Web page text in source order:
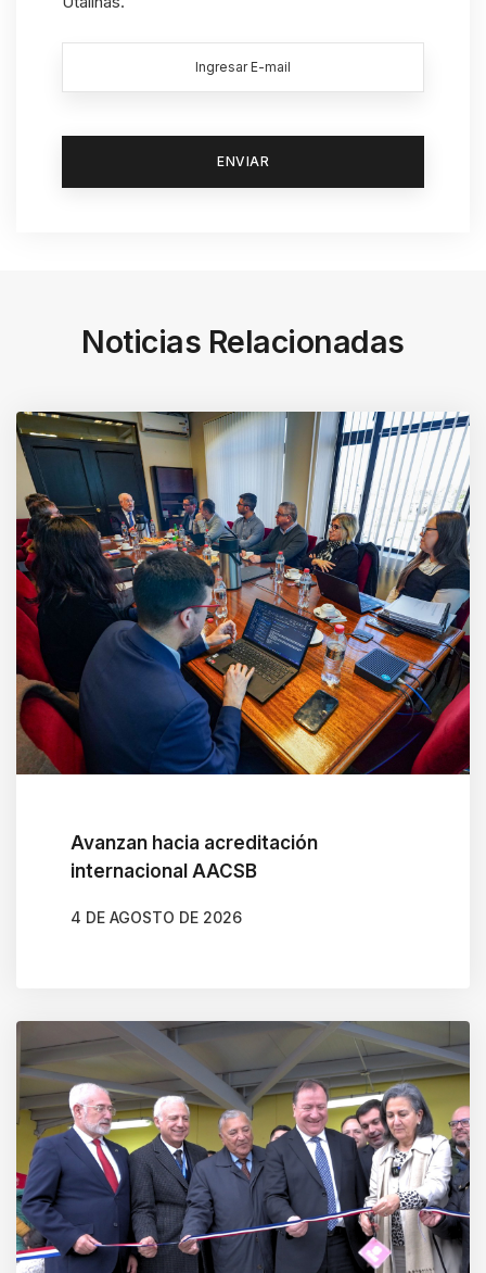
Noticias Relacionadas
Avanzan hacia acreditación
internacional AACSB
4 DE AGOSTO DE 2026